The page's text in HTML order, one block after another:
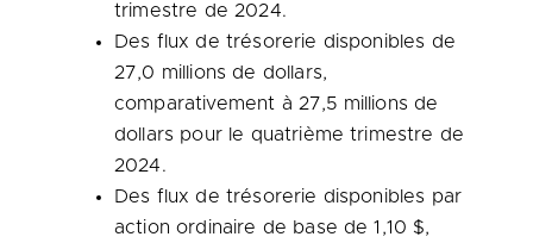
trimestre de 2024.
Des flux de trésorerie disponibles de
27,0 millions de dollars,
comparativement à 27,5 millions de
dollars pour le quatrième trimestre de
2024.
Des flux de trésorerie disponibles par
action ordinaire de base de 1,10 $,